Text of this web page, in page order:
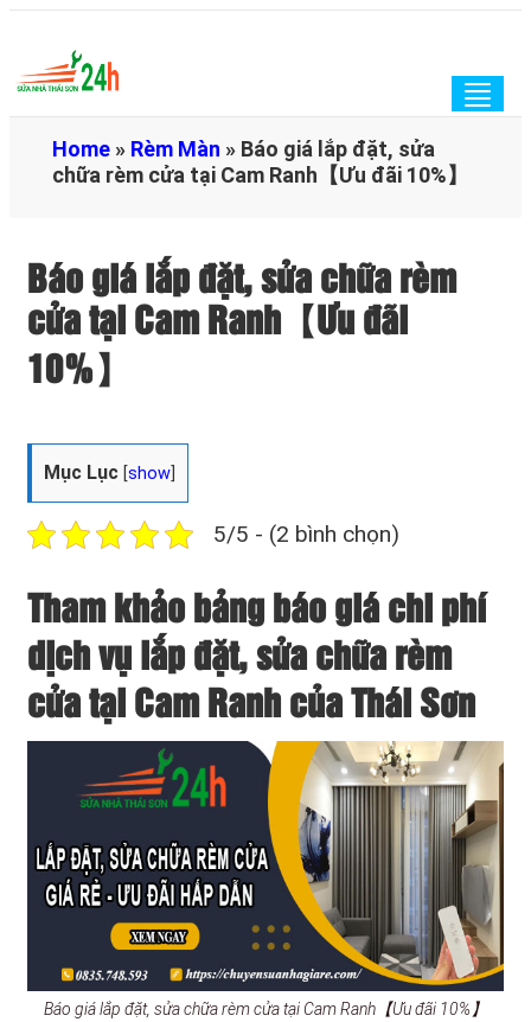
Home » Rèm Màn » Báo giá lắp đặt, sửa
chữa rèm cửa tại Cam Ranh【Ưu đãi 10%】
Báo giá lắp đặt, sửa chữa rèm
cửa tại Cam Ranh【Ưu đãi
10%】
Mục Lục [show
5/5 - (2 bình chọn)
Tham khảo bảng báo giá chi phí
dịch vụ lắp đặt, sửa chữa rèm
cửa tại Cam Ranh của Thái Sơn
Báo giá lắp đặt, sửa chữa rèm cửa tại Cam Ranh【Ưu đãi 10%】